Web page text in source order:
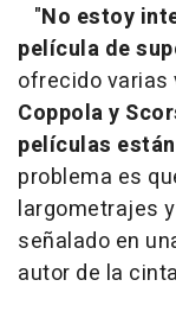
"No estoy
película de
ofrecido varias
Coppola y
películas
problema es
largometrajes
señalado en
autor de la